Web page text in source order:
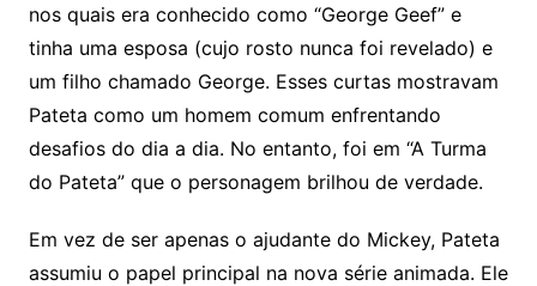
nos quais era conhecido como “George Geef” e
tinha uma esposa (cujo rosto nunca foi revelado) e
um filho chamado George. Esses curtas mostravam
Pateta como um homem comum enfrentando
desafios do dia a dia. No entanto, foi em “A Turma
do Pateta” que o personagem brilhou de verdade.
Em vez de ser apenas o ajudante do Mickey, Pateta
assumiu o papel principal na nova série animada. Ele